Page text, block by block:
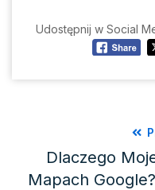
Udostępnij w Social
Dlaczego
Mapach